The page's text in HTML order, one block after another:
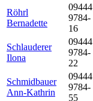
Röhrl
Bernadette
09444
9784-
16
Schlauderer
Ilona
09444
9784-
22
Schmidbauer
Ann-Kathrin
09444
9784-
55